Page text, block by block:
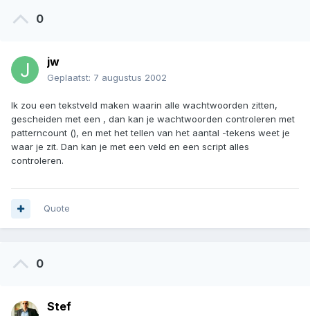
0
jw
Geplaatst: 7 augustus 2002
Ik zou een tekstveld maken waarin alle wachtwoorden zitten,
gescheiden met een , dan kan je wachtwoorden controleren met
patterncount (), en met het tellen van het aantal -tekens weet je
waar je zit. Dan kan je met een veld en een script alles
controleren.
Quote
0
Stef